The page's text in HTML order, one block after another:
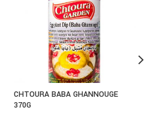
CHTOURA BABA GHANNOUGE
370G